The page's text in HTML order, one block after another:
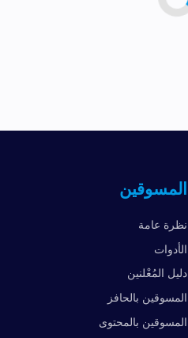
المسوقين
نظرة عامة
الأدوات
دليل المُعْلنين
المسوقين بالحافز
المسوقين بالمحتوى